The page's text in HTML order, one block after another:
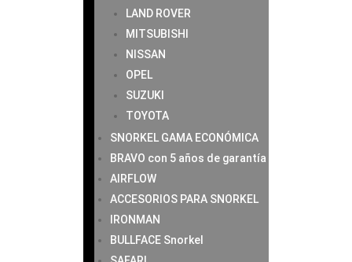
LAND ROVER
MITSUBISHI
NISSAN
OPEL
SUZUKI
TOYOTA
SNORKEL GAMA ECONÓMICA
BRAVO con 5 años de garantía
AIRFLOW
ACCESORIOS PARA SNORKEL
IRONMAN
BULLFACE Snorkel